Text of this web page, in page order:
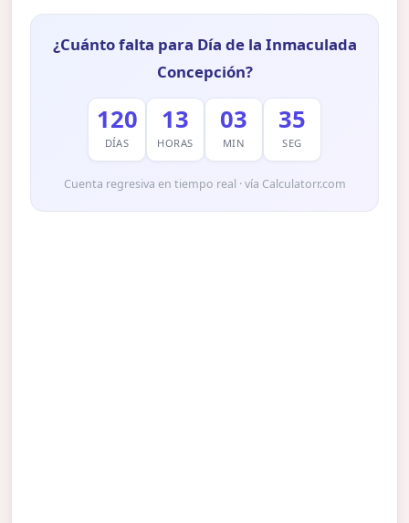
¿Cuánto falta para Día de la Inmaculada
Concepción?
120
DÍAS
13
HORAS
03
MIN
34
SEG
Cuenta regresiva en tiempo real · vía Calculatorr.com